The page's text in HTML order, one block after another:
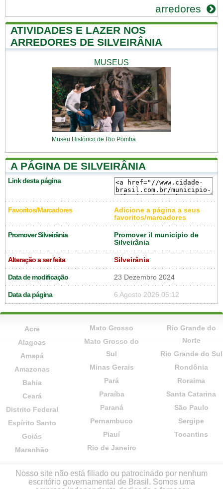
arredores
ATIVIDADES E LAZER NOS
ARREDORES DE SILVEIRÂNIA
MUSEUS
Museu Histórico de Rio Pomba
A PÁGINA DE SILVEIRÂNIA
Link desta página
Favoritos/Marcadores
Adicione a página a seus
favoritos/marcadores
Promover Silveirânia
Promover il município de
Silveirânia
Alteração a ser feita Silveirânia
Data de modificação 23 Dezembro 2024
Data da página 6 Agosto 2026 05:12
Acre
Alagoas
Amapá
Amazonas
Bahia
Ceará
Distrito Federal
Espírito Santo
Goiás
Maranhão
Mato Grosso
Mato Grosso do
Sul
Minas Gerais
Pará
Paraíba
Paraná
Pernambuco
Piauí
Rio de Janeiro
Rio Grande do
Norte
Rio Grande do Sul
Rondônia
Roraima
Santa Catarina
São Paulo
Sergipe
Tocantins
Nosso site não está filiado ou patrocinado por nenhum
escritório governamental de Brasil. Somos uma